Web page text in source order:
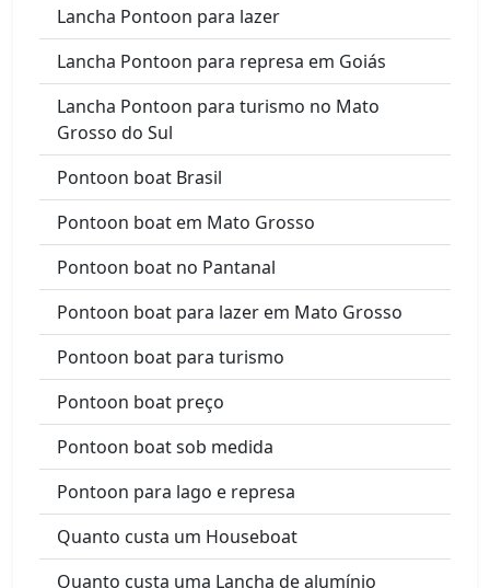
Lancha Pontoon para lazer
Lancha Pontoon para represa em Goiás
Lancha Pontoon para turismo no Mato
Grosso do Sul
Pontoon boat Brasil
Pontoon boat em Mato Grosso
Pontoon boat no Pantanal
Pontoon boat para lazer em Mato Grosso
Pontoon boat para turismo
Pontoon boat preço
Pontoon boat sob medida
Pontoon para lago e represa
Quanto custa um Houseboat
Quanto custa uma Lancha de alumínio